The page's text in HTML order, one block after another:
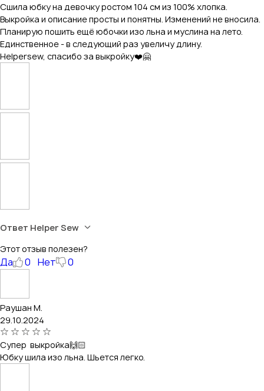
Сшила юбку на девочку ростом 104 см из 100% хлопка.
Выкройка и описание просты и понятны. Изменений не вносила.
Планирую пошить ещё юбочки изо льна и муслина на лето.
Единственное - в следующий раз увеличу длину.
Helpersew, спасибо за выкройку❤️🤗
Ответ Helper Sew
Этот отзыв полезен?
Да 0 Нет 0
Раушан М.
29.10.2024
Супер выкройка🙌🏻
Юбку шила изо льна. Шьется легко.